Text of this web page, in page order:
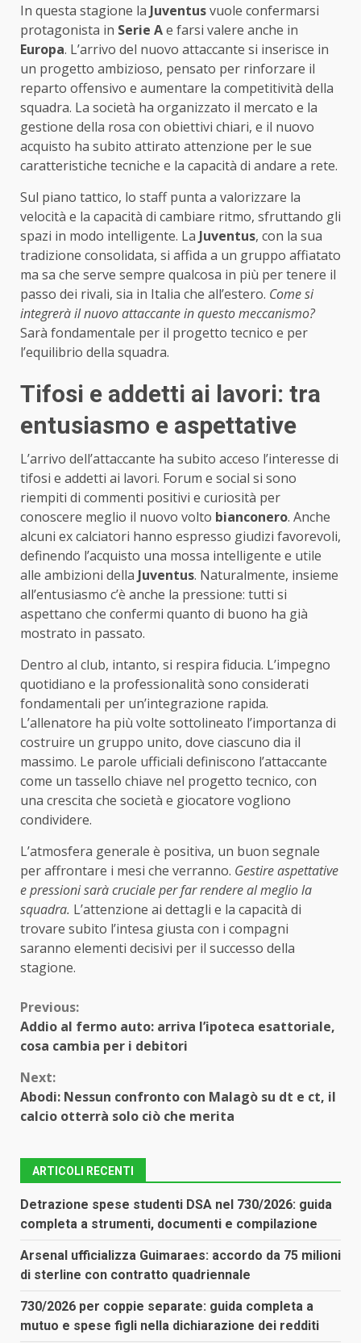
In questa stagione la Juventusvuole confermarsi
protagonista in Serie Ae farsi valere anche in
Europa. L’arrivo del nuovo attaccante si inserisce in
un progetto ambizioso, pensato per rinforzare il
reparto offensivo e aumentare la competitività della
squadra. La società ha organizzato il mercato e la
gestione della rosa con obiettivi chiari, e il nuovo
acquisto ha subito attirato attenzione per le sue
caratteristiche tecniche e la capacità di andare a rete.
Sul piano tattico, lo staff punta a valorizzare la
velocità e la capacità di cambiare ritmo, sfruttando gli
spazi in modo intelligente. La Juventus, con la sua
tradizione consolidata, si affida a un gruppo affiatato
ma sa che serve sempre qualcosa in più per tenere il
passo dei rivali, sia in Italia che all’estero. Come si
integrerà il nuovo attaccante in questo meccanismo?
Sarà fondamentale per il progetto tecnico e per
l’equilibrio della squadra.
Tifosi e addetti ai lavori: tra
entusiasmo e aspettative
L’arrivo dell’attaccante ha subito acceso l’interesse di
tifosi e addetti ai lavori. Forum e social si sono
riempiti di commenti positivi e curiosità per
conoscere meglio il nuovo volto bianconero. Anche
alcuni ex calciatori hanno espresso giudizi favorevoli,
definendo l’acquisto una mossa intelligente e utile
alle ambizioni della Juventus. Naturalmente, insieme
all’entusiasmo c’è anche la pressione: tutti si
aspettano che confermi quanto di buono ha già
mostrato in passato.
Dentro al club, intanto, si respira fiducia. L’impegno
quotidiano e la professionalità sono considerati
fondamentali per un’integrazione rapida.
L’allenatore ha più volte sottolineato l’importanza di
costruire un gruppo unito, dove ciascuno dia il
massimo. Le parole ufficiali definiscono l’attaccante
come un tassello chiave nel progetto tecnico, con
una crescita che società e giocatore vogliono
condividere.
L’atmosfera generale è positiva, un buon segnale
per affrontare i mesi che verranno. Gestire aspettative
e pressioni sarà cruciale per far rendere al meglio la
squadra. L’attenzione ai dettagli e la capacità di
trovare subito l’intesa giusta con i compagni
saranno elementi decisivi per il successo della
stagione.
Continue
Reading
Previous:
Addio al fermo auto: arriva l’ipoteca esattoriale,
cosa cambia per i debitori
Next:
Abodi: Nessun confronto con Malagò su dt e ct, il
calcio otterrà solo ciò che merita
ARTICOLI RECENTI
Detrazione spese studenti DSA nel 730/2026: guida
completa a strumenti, documenti e compilazione
Arsenal ufficializza Guimaraes: accordo da 75 milioni
di sterline con contratto quadriennale
730/2026 per coppie separate: guida completa a
mutuo e spese figli nella dichiarazione dei redditi